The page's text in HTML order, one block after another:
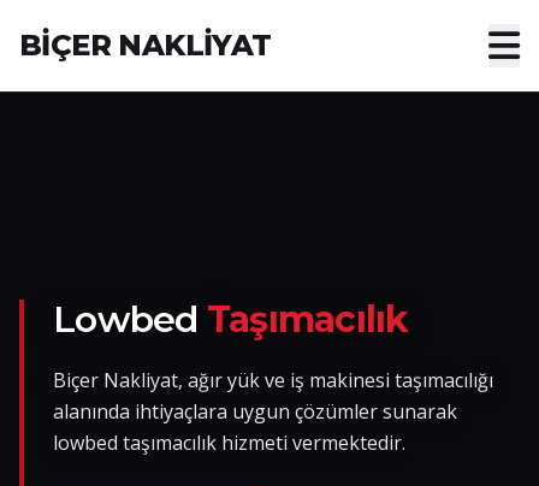
BİÇER NAKLİYAT
Nakliye Yük İlanları
İletişim
Lowbed Taşımacılık
Biçer Nakliyat, ağır yük ve iş makinesi taşımacılığı
alanında ihtiyaçlara uygun çözümler sunarak
lowbed taşımacılık hizmeti vermektedir.